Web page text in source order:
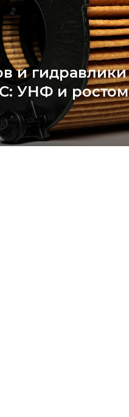
и гидравлики
УНФ и ростом